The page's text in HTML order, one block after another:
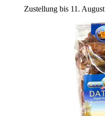
Zustellung bis 11. August